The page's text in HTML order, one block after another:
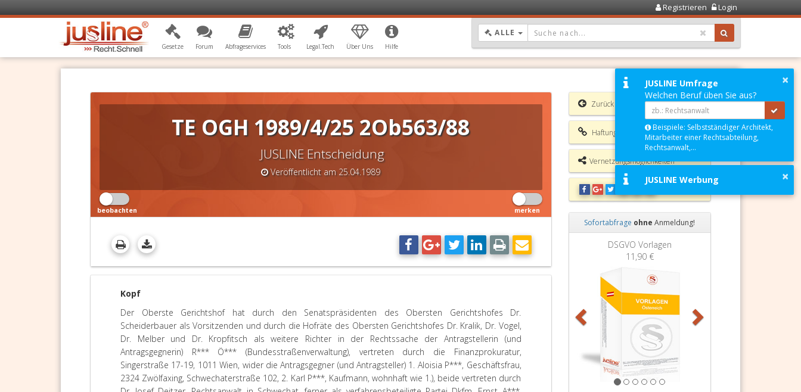
Registrieren Login
Gesetze Forum Abfrageservices Tools Legal.Tech Über Uns Hilfe
ALLE DROPDOWN: GEWÄHLTER WERT IST ALLE
TE OGH 1989/4/25 2Ob563/88
JUSLINE Entscheidung
Veröffentlicht am 25.04.1989
beobachten merken
Kopf
Der Oberste Gerichtshof hat durch den Senatspräsidenten des Obersten Gerichtshofes Dr.
Scheiderbauer als Vorsitzenden und durch die Hofräte des Obersten Gerichtshofes Dr. Kralik, Dr. Vogel,
Dr. Melber und Dr. Kropfitsch als weitere Richter in der Rechtssache der Antragstellerin (und
Antragsgegnerin) R*** Ö*** (Bundesstraßenverwaltung), vertreten durch die Finanzprokuratur,
Singerstraße 17-19, 1011 Wien, wider die Antragsgegner (und Antragsteller) 1. Aloisia P***, Geschäftsfrau,
2324 Zwölfaxing, Schwechaterstraße 102, 2. Karl P***, Kaufmann, wohnhaft wie 1.), beide vertreten durch
Zurück
Haftungsausschluss
Vernetzungsmöglichkeiten
Sofortabfrage ohne Anmeldung!
Grundbuchauszug
11,90 €
Zurück
×
JUSLINE Umfrage
Welchen Beruf üben Sie aus?
Beispiele: Selbstständiger Architekt,
Mitarbeiter einer Rechtsabteilung,
Rechtsanwalt,...
×
JUSLINE Werbung